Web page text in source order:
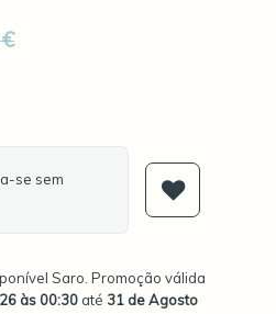
se sem
Saro. Promoção válida
às 00:30 até 31 de Agosto